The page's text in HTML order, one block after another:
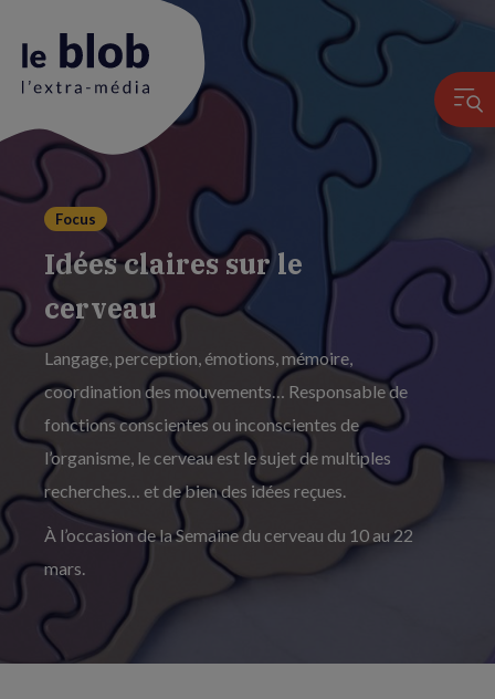
Animation
Focus
Idées claires sur le
cerveau
Langage, perception, émotions, mémoire,
coordination des mouvements… Responsable de
fonctions conscientes ou inconscientes de
l’organisme, le cerveau est le sujet de multiples
recherches… et de bien des idées reçues.
À l’occasion de la Semaine du cerveau du 10 au 22
mars.